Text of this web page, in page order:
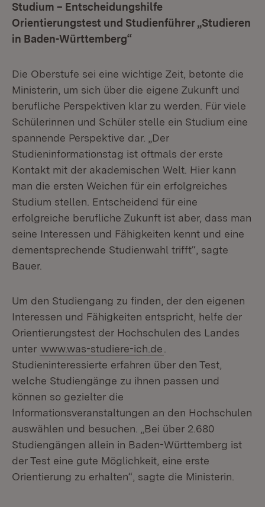
Studium – Entscheidungshilfe
Orientierungstest und Studienführer „Studieren
in Baden-Württemberg“
Die Oberstufe sei eine wichtige Zeit, betonte die
Ministerin, um sich über die eigene Zukunft und
berufliche Perspektiven klar zu werden. Für viele
Schülerinnen und Schüler stelle ein Studium eine
spannende Perspektive dar. „Der
Studieninformationstag ist oftmals der erste
Kontakt mit der akademischen Welt. Hier kann
man die ersten Weichen für ein erfolgreiches
Studium stellen. Entscheidend für eine
erfolgreiche berufliche Zukunft ist aber, dass man
seine Interessen und Fähigkeiten kennt und eine
dementsprechende Studienwahl trifft“, sagte
Bauer.
Um den Studiengang zu finden, der den eigenen
Interessen und Fähigkeiten entspricht, helfe der
Orientierungstest der Hochschulen des Landes
unter www.was-studiere-ich.de
Studieninteressierte erfahren über den Test,
welche Studiengänge zu ihnen passen und
können so gezielter die
Informationsveranstaltungen an den Hochschulen
auswählen und besuchen. „Bei über 2.680
Studiengängen allein in Baden-Württemberg ist
der Test eine gute Möglichkeit, eine erste
Orientierung zu erhalten“, sagte die Ministerin.